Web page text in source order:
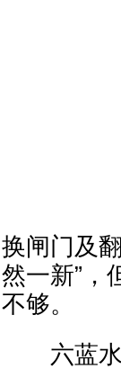
换闸门及
然一新”，
不够。
六蓝水